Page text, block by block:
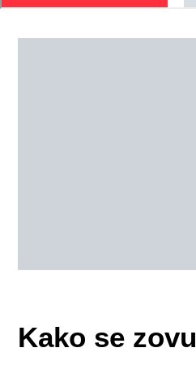
Kako se